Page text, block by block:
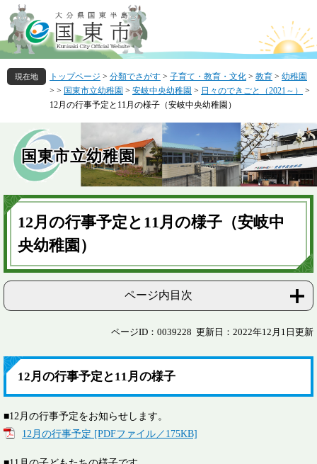
ー
ジ
の
先
頭
ニ
ュ
ー
を
飛
トップページ > 分類でさがす > 子育て・教育・文化 > 教育 > 幼稚園
> > 国東市立幼稚園 > 安岐中央幼稚園 > 日々のできごと（2021～）
>
12月の行事予定と11月の様子（安岐中央幼稚園）
国東市立幼稚園
本
文
12月の行事予定と11月の様子（安岐中
央幼稚園）
ページ内目次
ページID：0039228 更新日：2022年12月1日更新
12月の行事予定と11月の様子
■12月の行事予定をお知らせします。
12月の行事予定 [PDFファイル／175KB]